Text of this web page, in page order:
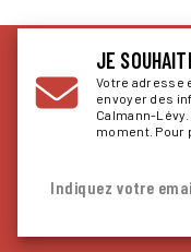
JE
Votre adresse
envoyer des
Calmann-
moment. Pour
Indiquez votre